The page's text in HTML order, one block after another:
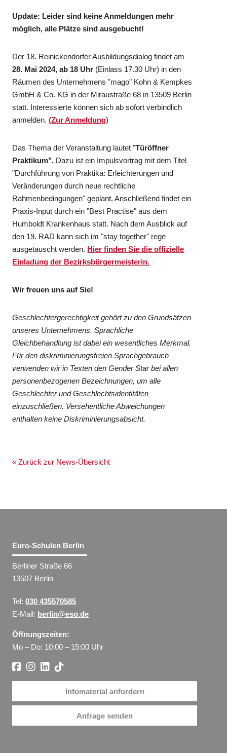
Update: Leider sind keine Anmeldungen mehr
möglich, alle Plätze sind ausgebucht!
Der 18. Reinickendorfer Ausbildungsdialog findet am
28. Mai 2024, ab 18 Uhr (Einlass 17.30 Uhr) in den
Räumen des Unternehmens "mago" Kohn & Kempkes
GmbH & Co. KG in der Miraustraße 68 in 13509 Berlin
statt. Interessierte können sich ab sofort verbindlich
anmelden.(Zur Anmeldung)
Das Thema der Veranstaltung lautet "Türöffner
Praktikum". Dazu ist ein Impulsvortrag mit dem Titel
"Durchführung von Praktika: Erleichterungen und
Veränderungen durch neue rechtliche
Rahmenbedingungen" geplant. Anschließend findet ein
Praxis-Input durch ein "Best Practise" aus dem
Humboldt Krankenhaus statt. Nach dem Ausblick auf
den 19. RAD kann sich im "stay together" rege
ausgetauscht werden. Hier finden Sie die offizielle
Einladung der Bezirksbürgermeisterin.
Wir freuen uns auf Sie!
Geschlechtergerechtigkeit gehört zu den Grundsätzen
unseres Unternehmens. Sprachliche
Gleichbehandlung ist dabei ein wesentliches Merkmal.
Für den diskriminierungsfreien Sprachgebrauch
verwenden wir in Texten den Gender Star bei allen
personenbezogenen Bezeichnungen, um alle
Geschlechter und Geschlechtsidentitäten
einzuschließen. Versehentliche Abweichungen
enthalten keine Diskriminierungsabsicht.
« Zurück zur News-Übersicht
Euro-Schulen Berlin
Berliner Straße 66
13507 Berlin
Tel:030 435570585
E-Mail: berlin@eso.de
Öffnungszeiten:
Mo – Do: 10:00 – 15:00 Uhr
Infomaterial anfordern
Anfrage senden